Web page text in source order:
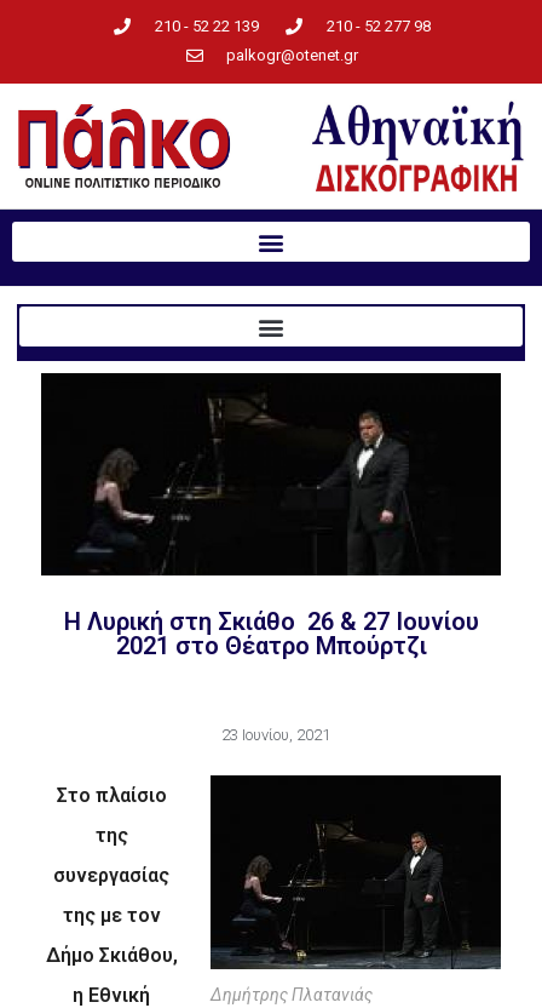
210 - 52 22 139
210 - 52 277 98
palkogr@otenet.gr
H Λυρική στη Σκιάθο 26 & 27 Ιουνίου
2021 στο Θέατρο Μπούρτζι
23 Ιουνίου, 2021
Δημήτρης Πλατανιάς
Στο πλαίσιο
της
συνεργασίας
της με τον
Δήμο Σκιάθου,
η Εθνική